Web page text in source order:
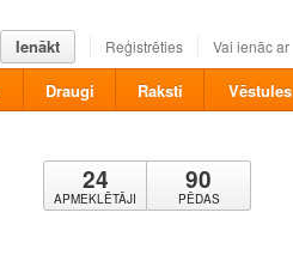
Ienākt Reģistrēties Vai ienāc ar
Draugi Raksti Vēstules
24
APMEKLĒTĀJI
90
PĒDAS